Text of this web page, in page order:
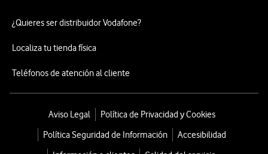
¿Quieres ser distribuidor Vodafone?
Localiza tu tienda física
Teléfonos de atención al cliente
Aviso Legal
Política de Privacidad y Cookies
Política Seguridad de Información
Accesibilidad